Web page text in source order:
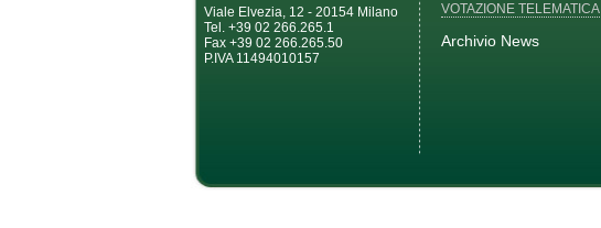
Viale Elvezia, 12 - 20154 Milano
Tel. +39 02 266.265.1
Fax +39 02 266.265.50
P.IVA 11494010157
VOTAZIONE TELEMATICA
Archivio News